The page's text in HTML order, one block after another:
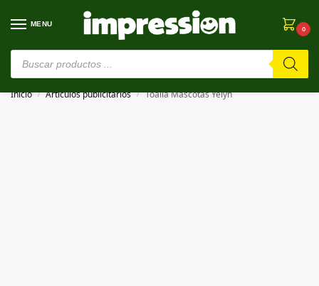
MENU
0
⚠️ Estamos en pruebas. Si algo falla, ¡Perdón!⚠️
Inicio / Artículos publicitarios / Toalla Mascotas Yelyn